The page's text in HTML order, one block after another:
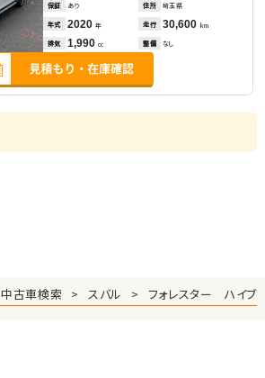
保証 あり 住所 埼玉県
年式 2020 年 走行 30,600 km
排気 1,990 cc 整備 なし
中古車検索 スバル フォレスター ハイブ